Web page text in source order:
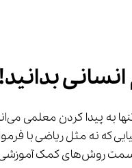
بدانید!